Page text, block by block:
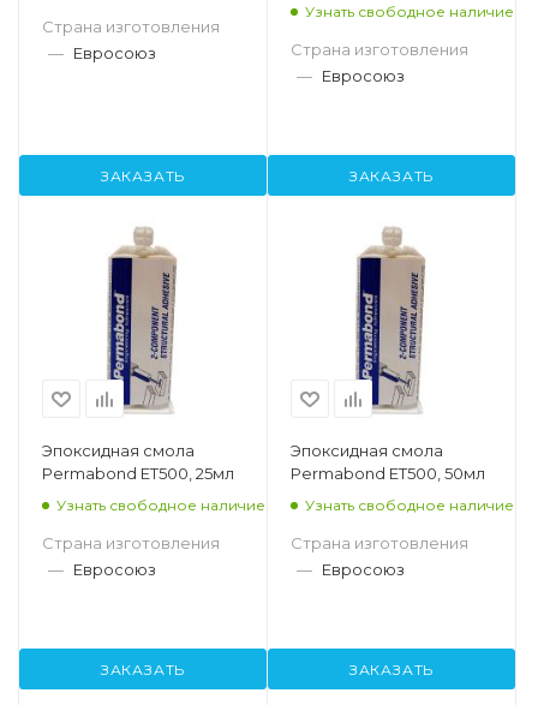
Страна изготовления
— Евросоюз
ЗАКАЗАТЬ
Узнать свободное наличие
Страна изготовления
— Евросоюз
ЗАКАЗАТЬ
Эпоксидная смола
Permabond ET500, 25мл
Узнать свободное наличие
Страна изготовления
— Евросоюз
ЗАКАЗАТЬ
Эпоксидная смола
Permabond ET500, 50мл
Узнать свободное наличие
Страна изготовления
— Евросоюз
ЗАКАЗАТЬ